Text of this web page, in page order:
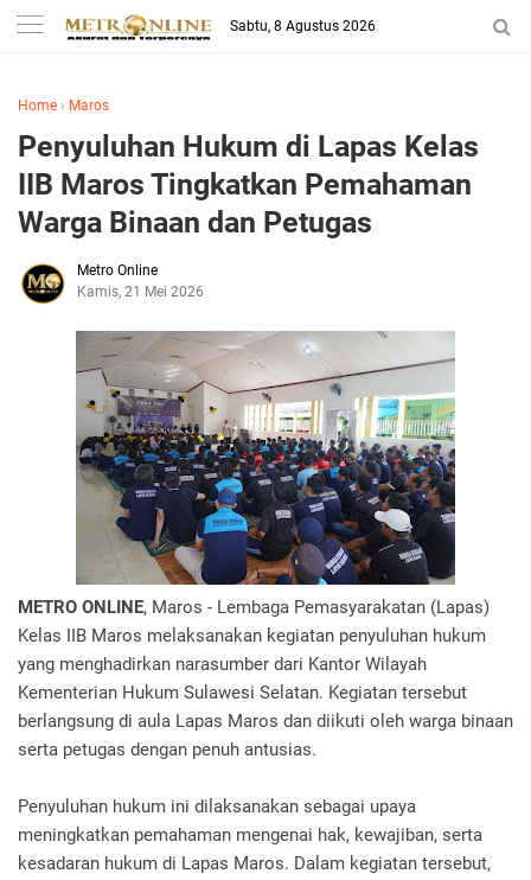
Sabtu, 8 Agustus 2026
Home › Maros
Penyuluhan Hukum di Lapas Kelas
IIB Maros Tingkatkan Pemahaman
Warga Binaan dan Petugas
Metro Online
Kamis, 21 Mei 2026
METRO ONLINE, Maros - Lembaga Pemasyarakatan (Lapas)
Kelas IIB Maros melaksanakan kegiatan penyuluhan hukum
yang menghadirkan narasumber dari Kantor Wilayah
Kementerian Hukum Sulawesi Selatan. Kegiatan tersebut
berlangsung di aula Lapas Maros dan diikuti oleh warga binaan
serta petugas dengan penuh antusias.
Penyuluhan hukum ini dilaksanakan sebagai upaya
meningkatkan pemahaman mengenai hak, kewajiban, serta
kesadaran hukum di Lapas Maros. Dalam kegiatan tersebut,